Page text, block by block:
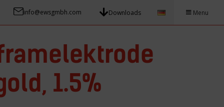
info@ewsgmbh.com Downloads Menu
1.5%